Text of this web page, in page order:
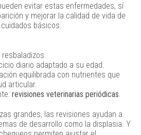
evitar estas enfermedades, sí
y mejorar la calidad de vida de
básicos:
diario adaptado a su edad.
equilibrada con nutrientes que
articular.
revisiones veterinarias periódicas.
grandes, las revisiones ayudan a
de desarrollo como la displasia. Y